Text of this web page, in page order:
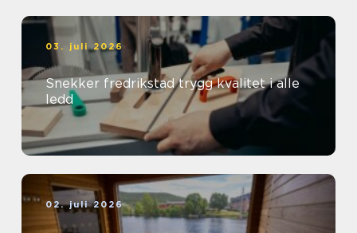
03. juli 2026
Snekker fredrikstad trygg kvalitet i alle
ledd
02. juli 2026